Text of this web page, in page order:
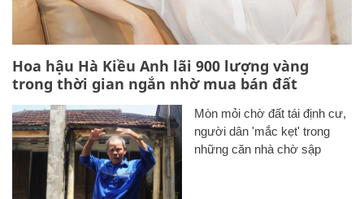
Hoa hậu Hà Kiều Anh lãi 900 lượng vàng
trong thời gian ngắn nhờ mua bán đất
Mòn mỏi chờ đất tái định cư,
người dân 'mắc kẹt' trong
những căn nhà chờ sập